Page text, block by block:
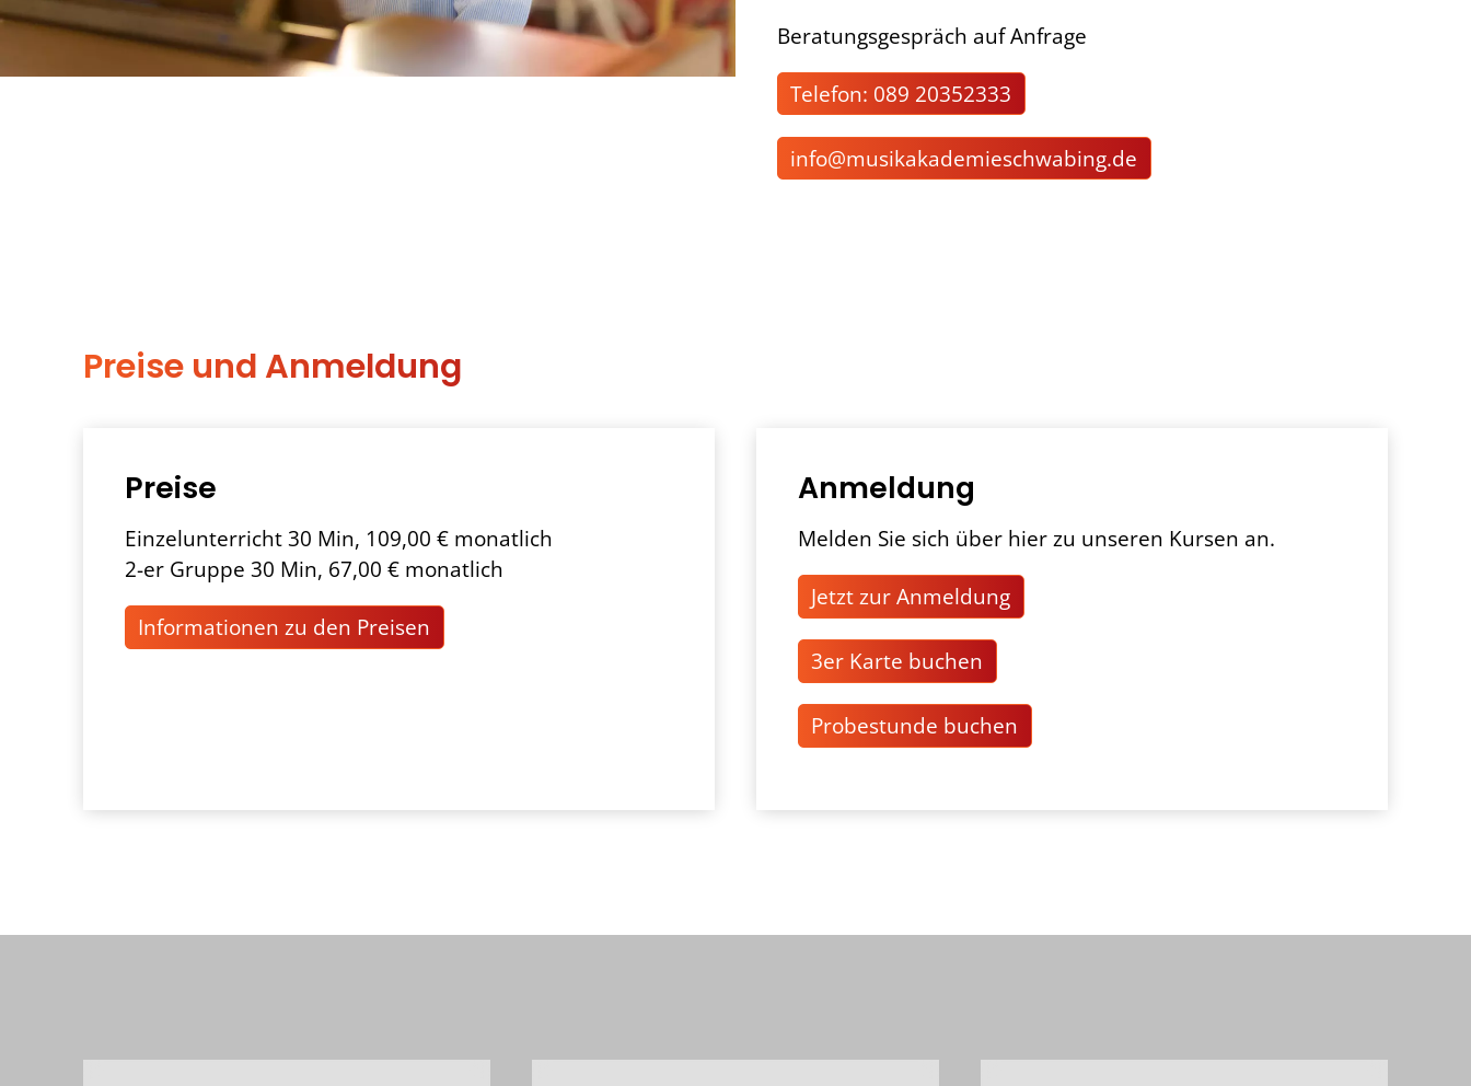
Beratungsgespräch auf Anfrage
Telefon: 089 20352333
nf m s k k d m schw b ng d
Preise und Anmeldung
Preise
Einzelunterricht 30 Min, 109,00 € monatlich
2-er Gruppe 30 Min, 67,00 € monatlich
Informationen zu den Preisen
Anmeldung
Melden Sie sich über hier zu unseren Kursen an.
Jetzt zur Anmeldung
3er Karte buchen
Probestunde buchen